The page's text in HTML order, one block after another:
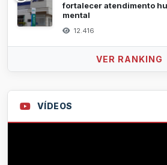
fortalecer atendimento
mental
12.416
VER RANKING
VÍDEOS